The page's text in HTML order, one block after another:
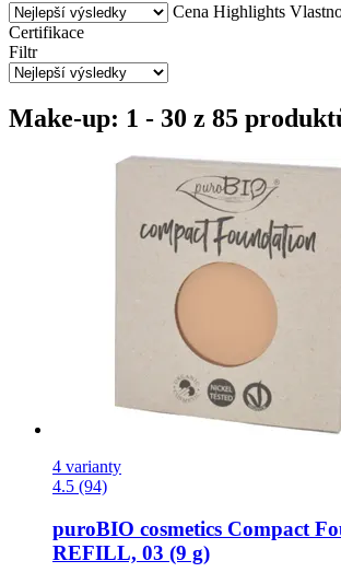
Cena Highlights
Certifikace
Filtr
Make-up: 1 - 30 z 85
4 varianty
4.5 (94)
puroBIO cosmetics Compact
REFILL, 03 (9 g)